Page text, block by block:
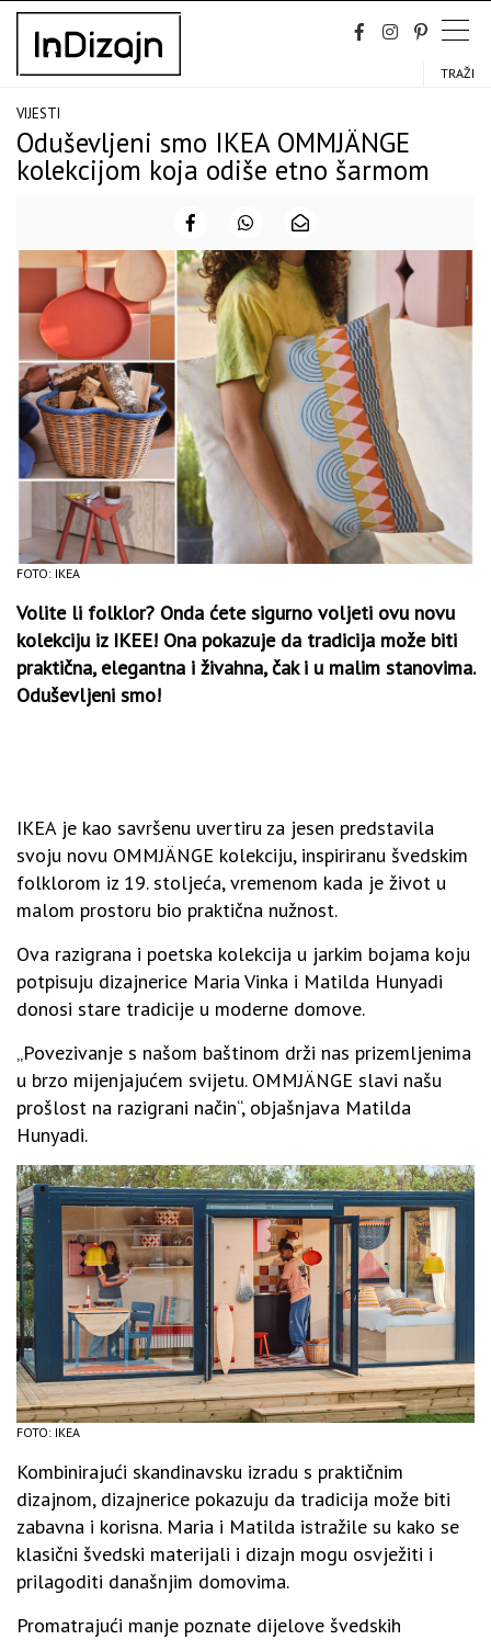
Skip
content
TRAŽI
VIJESTI
Oduševljeni smo IKEA OMMJÄNGE
kolekcijom koja odiše etno šarmom
FOTO: IKEA
Volite li folklor? Onda ćete sigurno voljeti ovu novu
kolekciju iz IKEE! Ona pokazuje da tradicija može biti
praktična, elegantna i živahna, čak i u malim stanovima.
Oduševljeni smo!
IKEA je kao savršenu uvertiru za jesen predstavila
svoju novu OMMJÄNGE kolekciju, inspiriranu švedskim
folklorom iz 19. stoljeća, vremenom kada je život u
malom prostoru bio praktična nužnost.
Ova razigrana i poetska kolekcija u jarkim bojama koju
potpisuju dizajnerice Maria Vinka i Matilda Hunyadi
donosi stare tradicije u moderne domove.
„Povezivanje s našom baštinom drži nas prizemljenima
u brzo mijenjajućem svijetu. OMMJÄNGE slavi našu
prošlost na razigrani način“, objašnjava Matilda
Hunyadi.
FOTO: IKEA
Kombinirajući skandinavsku izradu s praktičnim
dizajnom, dizajnerice pokazuju da tradicija može biti
zabavna i korisna. Maria i Matilda istražile su kako se
klasični švedski materijali i dizajn mogu osvježiti i
prilagoditi današnjim domovima.
Promatrajući manje poznate dijelove švedskih